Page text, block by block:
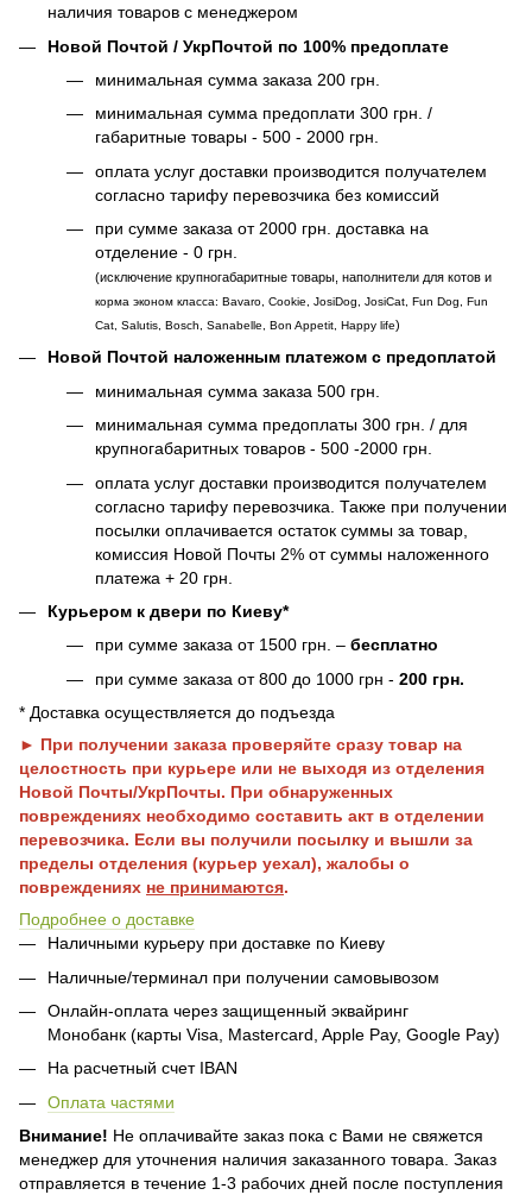
наличия товаров с менеджером
Новой Почтой / УкрПочтой по 100% предоплате
минимальная сумма заказа 200 грн.
минимальная сумма предоплати 300 грн. /
габаритные товары - 500 - 2000 грн.
оплата услуг доставки производится получателем
согласно тарифу перевозчика без комиссий
при сумме заказа от 2000 грн. доставка на
отделение - 0 грн.
(исключение крупногабаритные товары, наполнители для котов и
корма эконом класса: Bavaro, Cookie, JosiDog, JosiCat, Fun Dog, Fun
Cat, Salutis, Bosch, Sanabelle, Bon Appetit, Happy life)
Новой Почтой наложенным платежом с предоплатой
минимальная сумма заказа 500 грн.
минимальная сумма предоплаты 300 грн. / для
крупногабаритных товаров - 500 -2000 грн.
оплата услуг доставки производится получателем
согласно тарифу перевозчика. Также при получении
посылки оплачивается остаток суммы за товар,
комиссия Новой Почты 2% от суммы наложенного
платежа + 20 грн.
Курьером к двери по Киеву*
при сумме заказа от 1500 грн. – бесплатно
при сумме заказа от 800 до 1000 грн - 200 грн.
* Доставка осуществляется до подъезда
► При получении заказа проверяйте сразу товар на
целостность при курьере или не выходя из отделения
Новой Почты/УкрПочты. При обнаруженных
повреждениях необходимо составить акт в отделении
перевозчика. Если вы получили посылку и вышли за
пределы отделения (курьер уехал), жалобы о
повреждениях не принимаются.
Подробнее о доставке
Наличными курьеру при доставке по Киеву
Наличные/терминал при получении самовывозом
Онлайн-оплата через защищенный эквайринг
Монобанк (карты Visa, Mastercard, Apple Pay, Google Pay)
На расчетный счет IBAN
Оплата частями
Внимание! Не оплачивайте заказ пока с Вами не свяжется
менеджер для уточнения наличия заказанного товара. Заказ
отправляется в течение 1-3 рабочих дней после поступления